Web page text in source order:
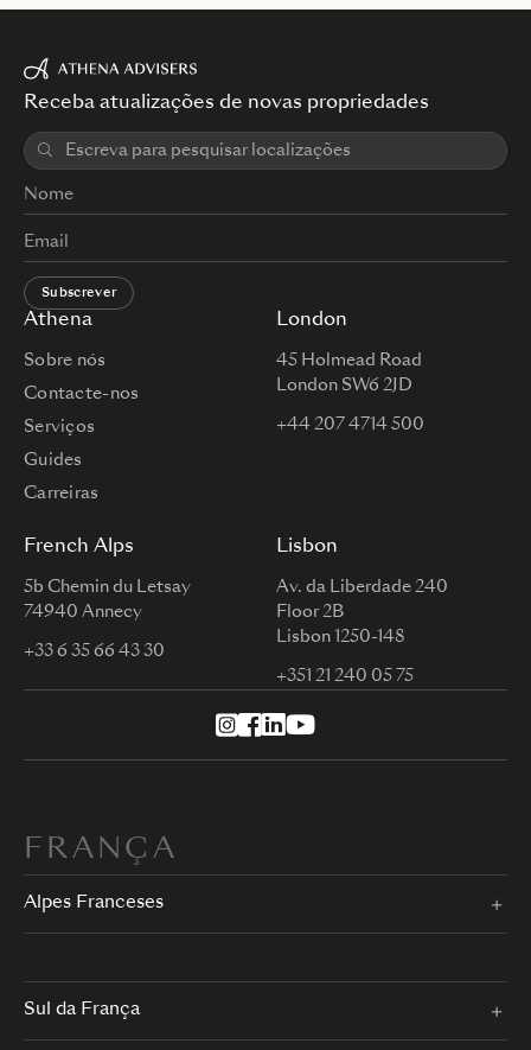
Athena
Sobre nós
Contacte-nos
Serviços
Guides
Carreiras
London
45 Holmead Road
London SW6 2JD
+44 207 4714 500
French Alps
5b Chemin du Letsay
74940 Annecy
+33 6 35 66 43 30
Lisbon
Av. da Liberdade 240
Floor 2B
Lisbon 1250-148
+351 21 240 05 75
Receba atualizações de novas propriedades
Subscrever
FRANÇA
Alpes Franceses
Sul da França